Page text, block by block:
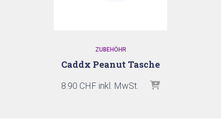
ZUBEHÖHR
Caddx Peanut Tasche
8.90 CHF inkl. MwSt.